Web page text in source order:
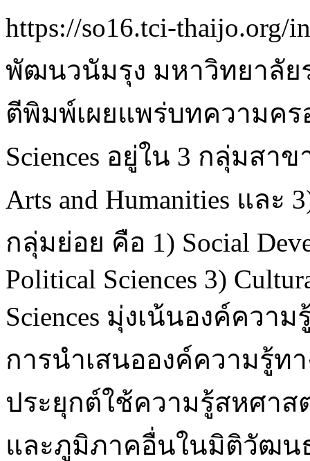
https://so16.tci-thaijo.org/
พัฒนวนัมรุง มหาวิทยาลัย
ตีพิมพ์เผยแพร่บทความค
Sciences อยู่ใน 3 กลุ่มสาข
Arts and Humanities และ
กลุ่มย่อย คือ 1) Social
Political Sciences 3)
Sciences มุ่งเน้นองค์คว
การนำเสนอองค์ความรู้ท
ประยุกต์ใช้ความรู้สหศา
และภูมิภาคอื่นในมิติวัฒน